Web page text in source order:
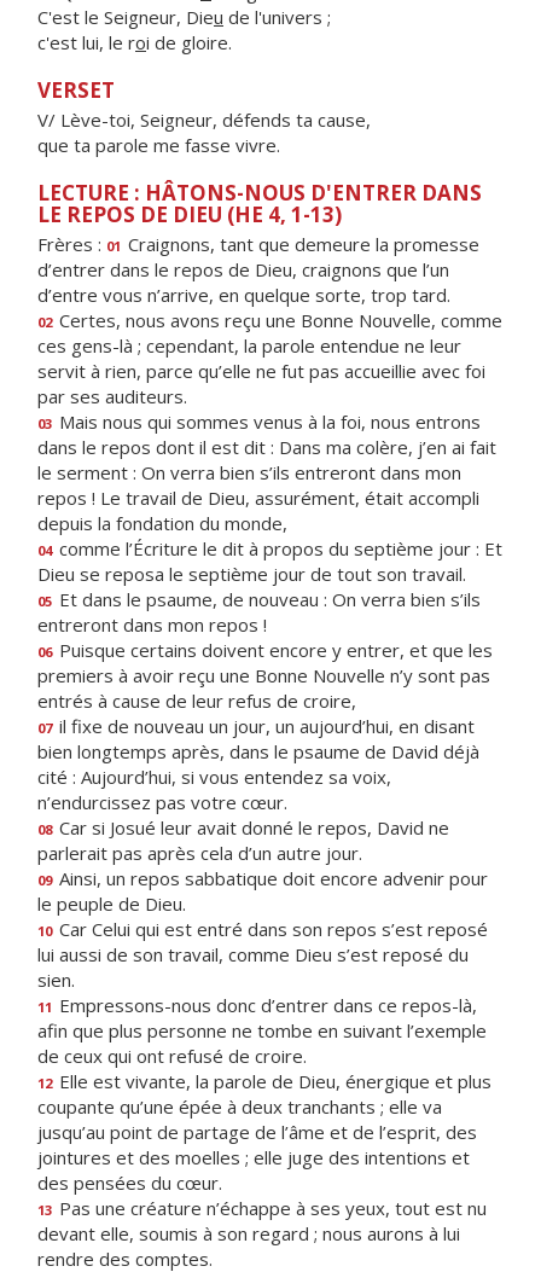
C'est le Seigneur, Dieu de l'univers ;
c'est lui, le roi de gloire.
VERSET
V/ Lève-toi, Seigneur, défends ta cause,
que ta parole me fasse vivre.
LECTURE : HÂTONS-NOUS D'ENTRER DANS
LE REPOS DE DIEU (HE 4, 1-13)
Frères : 01 Craignons, tant que demeure la promesse
d’entrer dans le repos de Dieu, craignons que l’un
d’entre vous n’arrive, en quelque sorte, trop tard.
02 Certes, nous avons reçu une Bonne Nouvelle, comme
ces gens-là ; cependant, la parole entendue ne leur
servit à rien, parce qu’elle ne fut pas accueillie avec foi
par ses auditeurs.
03 Mais nous qui sommes venus à la foi, nous entrons
dans le repos dont il est dit : Dans ma colère, j’en ai fait
le serment : On verra bien s’ils entreront dans mon
repos ! Le travail de Dieu, assurément, était accompli
depuis la fondation du monde,
04 comme l’Écriture le dit à propos du septième jour : Et
Dieu se reposa le septième jour de tout son travail.
05 Et dans le psaume, de nouveau : On verra bien s’ils
entreront dans mon repos !
06 Puisque certains doivent encore y entrer, et que les
premiers à avoir reçu une Bonne Nouvelle n’y sont pas
entrés à cause de leur refus de croire,
07 il fixe de nouveau un jour, un aujourd’hui, en disant
bien longtemps après, dans le psaume de David déjà
cité : Aujourd’hui, si vous entendez sa voix,
n’endurcissez pas votre cœur.
08 Car si Josué leur avait donné le repos, David ne
parlerait pas après cela d’un autre jour.
09 Ainsi, un repos sabbatique doit encore advenir pour
le peuple de Dieu.
10 Car Celui qui est entré dans son repos s’est reposé
lui aussi de son travail, comme Dieu s’est reposé du
sien.
11 Empressons-nous donc d’entrer dans ce repos-là,
afin que plus personne ne tombe en suivant l’exemple
de ceux qui ont refusé de croire.
12 Elle est vivante, la parole de Dieu, énergique et plus
coupante qu’une épée à deux tranchants ; elle va
jusqu’au point de partage de l’âme et de l’esprit, des
jointures et des moelles ; elle juge des intentions et
des pensées du cœur.
13 Pas une créature n’échappe à ses yeux, tout est nu
devant elle, soumis à son regard ; nous aurons à lui
rendre des comptes.